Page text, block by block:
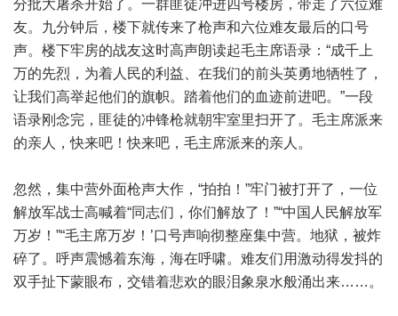
分批大屠杀开始了。一群匪徒冲进四号楼房，带走了六位难
友。九分钟后，楼下就传来了枪声和六位难友最后的口号
声。楼下牢房的战友这时高声朗读起毛主席语录：“成千上
万的先烈，为着人民的利益、在我们的前头英勇地牺牲了，
让我们高举起他们的旗帜。踏着他们的血迹前进吧。”一段
语录刚念完，匪徒的冲锋枪就朝牢室里扫开了。毛主席派来
的亲人，快来吧！快来吧，毛主席派来的亲人。
忽然，集中营外面枪声大作，“拍拍！”牢门被打开了，一位
解放军战士高喊着“同志们，你们解放了！”“中国人民解放军
万岁！”“毛主席万岁！’口号声响彻整座集中营。地狱，被炸
碎了。呼声震憾着东海，海在呼啸。难友们用激动得发抖的
双手扯下蒙眼布，交错着悲欢的眼泪象泉水般涌出来……。